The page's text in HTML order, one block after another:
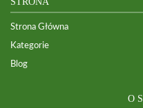
Strona Główna
Kategorie
Blog
O